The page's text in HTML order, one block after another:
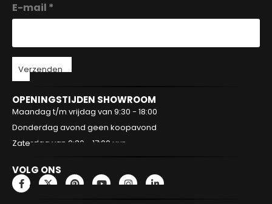
E-mail *
Verzenden
OPENINGSTIJDEN SHOWROOM
Maandag t/m vrijdag van 9:30 - 18:00
Donderdag avond geen koopavond
Zaterdag van 9:30 - 17:00 uur
VOLG ONS